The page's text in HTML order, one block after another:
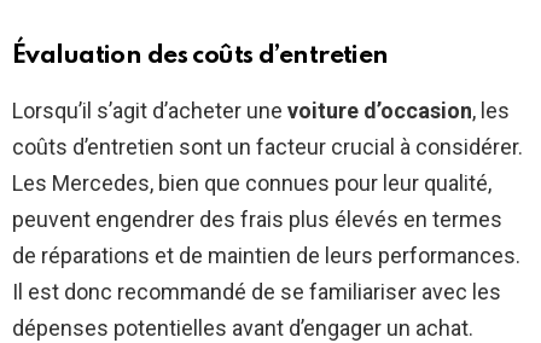
Évaluation des coûts d’entretien
Lorsqu’il s’agit d’acheter une voiture d’occasion, les
coûts d’entretien sont un facteur crucial à considérer.
Les Mercedes, bien que connues pour leur qualité,
peuvent engendrer des frais plus élevés en termes
de réparations et de maintien de leurs performances.
Il est donc recommandé de se familiariser avec les
dépenses potentielles avant d’engager un achat.